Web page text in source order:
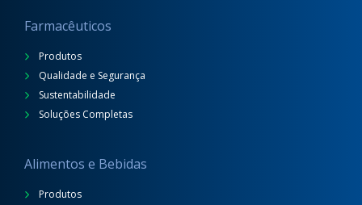
Farmacêuticos
Produtos
Qualidade e Segurança
Sustentabilidade
Soluções Completas
Alimentos e Bebidas
Produtos